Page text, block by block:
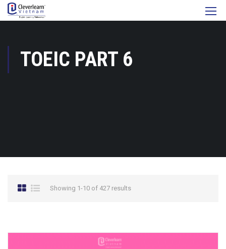
TOEIC PART 6
Showing 1-10 of 427 results